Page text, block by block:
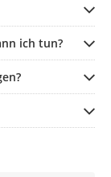
ich tun?